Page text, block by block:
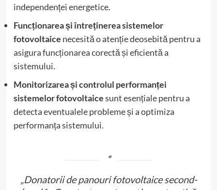
independenței energetice.
Funcționarea și întreținerea sistemelor
fotovoltaice necesită o atenție deosebită pentru a
asigura funcționarea corectă și eficientă a
sistemului.
Monitorizarea și controlul performanței
sistemelor fotovoltaicesunt esențiale pentru a
detecta eventualele probleme și a optimiza
performanța sistemului.
„Donatorii de panouri fotovoltaice second-